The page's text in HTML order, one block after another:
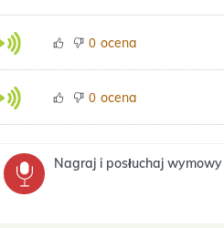
0 ocena
0 ocena
Nagraj i posłuchaj wymowy